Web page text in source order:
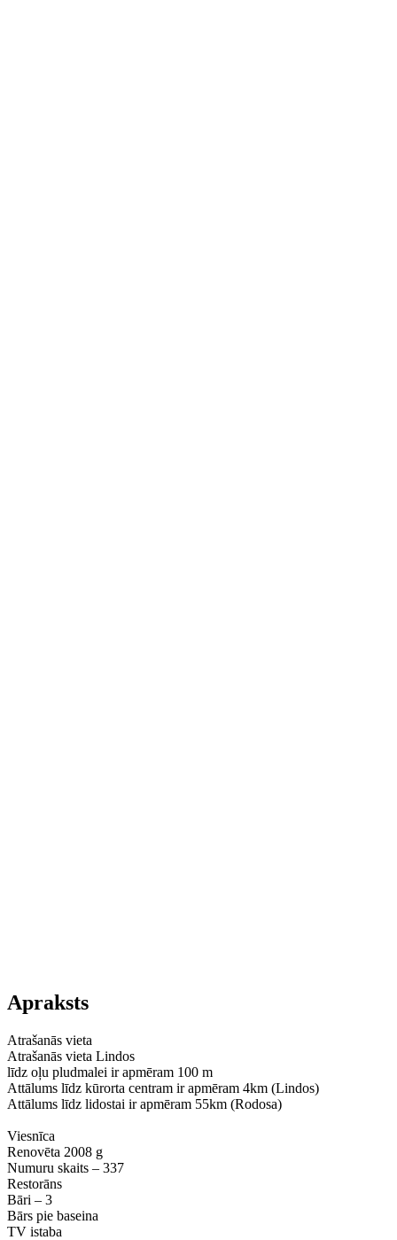
Apraksts
Atrašanās vieta
Atrašanās vieta Lindos
līdz oļu pludmalei ir apmēram 100 m
Attālums līdz kūrorta centram ir apmēram 4km (Lindos)
Attālums līdz lidostai ir apmēram 55km (Rodosa)
Viesnīca
Renovēta 2008 g
Numuru skaits – 337
Restorāns
Bāri – 3
Bārs pie baseina
TV istaba